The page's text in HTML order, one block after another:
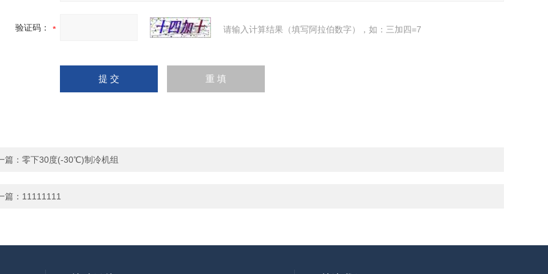
验证码： 请输入计算结果（填写阿拉伯数字），如：三加四=7
篇： 零下30度(-30℃)制冷机组
篇： 11111111